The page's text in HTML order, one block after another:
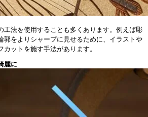
工法を使用することも多くあります。例えば彫
郭をよりシャープに見せるために、イラストや
ットを施す手法があります。
麗に